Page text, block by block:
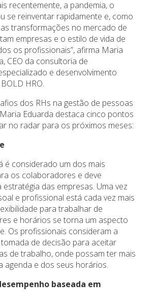
recentemente, a pandemia, o
se reinventar rapidamente e, como
transformações no mercado de
empresas e o estilo de vida de
os profissionais”, afirma Maria
CEO da consultoria de
e desenvolvimento
HRO.
dos RHs na gestão de pessoas
Eduarda destaca cinco pontos
no radar para os próximos meses:
é considerado um dos mais
os colaboradores e deve
das empresas. Uma vez
e profissional está cada vez mais
para trabalhar de
e horários se torna um aspecto
Os profissionais consideram a
de decisão para aceitar
de trabalho, onde possam ter mais
agenda e dos seus horários.
baseada em